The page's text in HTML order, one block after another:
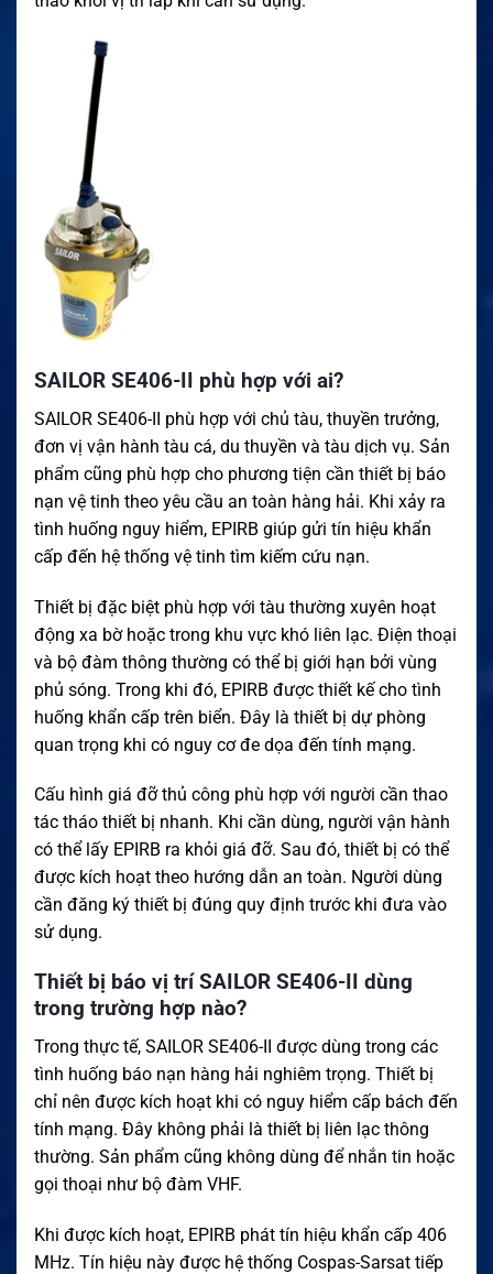
SAILOR SE406-II phù hợp với ai?
SAILOR SE406-II phù hợp với chủ tàu, thuyền trưởng,
đơn vị vận hành tàu cá, du thuyền và tàu dịch vụ. Sản
phẩm cũng phù hợp cho phương tiện cần thiết bị báo
nạn vệ tinh theo yêu cầu an toàn hàng hải. Khi xảy ra
tình huống nguy hiểm, EPIRB giúp gửi tín hiệu khẩn
cấp đến hệ thống vệ tinh tìm kiếm cứu nạn.
Thiết bị đặc biệt phù hợp với tàu thường xuyên hoạt
động xa bờ hoặc trong khu vực khó liên lạc. Điện thoại
và bộ đàm thông thường có thể bị giới hạn bởi vùng
phủ sóng. Trong khi đó, EPIRB được thiết kế cho tình
huống khẩn cấp trên biển. Đây là thiết bị dự phòng
quan trọng khi có nguy cơ đe dọa đến tính mạng.
Cấu hình giá đỡ thủ công phù hợp với người cần thao
tác tháo thiết bị nhanh. Khi cần dùng, người vận hành
có thể lấy EPIRB ra khỏi giá đỡ. Sau đó, thiết bị có thể
được kích hoạt theo hướng dẫn an toàn. Người dùng
cần đăng ký thiết bị đúng quy định trước khi đưa vào
sử dụng.
Thiết bị báo vị trí SAILOR SE406-II dùng
trong trường hợp nào?
Trong thực tế, SAILOR SE406-II được dùng trong các
tình huống báo nạn hàng hải nghiêm trọng. Thiết bị
chỉ nên được kích hoạt khi có nguy hiểm cấp bách đến
tính mạng. Đây không phải là thiết bị liên lạc thông
thường. Sản phẩm cũng không dùng để nhắn tin hoặc
gọi thoại như bộ đàm VHF.
Khi được kích hoạt, EPIRB phát tín hiệu khẩn cấp 406
MHz. Tín hiệu này được hệ thống Cospas-Sarsat tiếp